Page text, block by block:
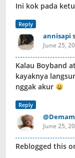
Ini kok pada
Reply
annisapi
June 25,
Kalau Boyband
kayaknya
nggak akur
Reply
June 25,
Reblogged this